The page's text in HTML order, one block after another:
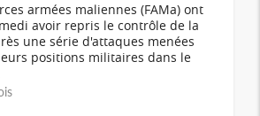
armées maliennes (FAMa) ont
avoir repris le contrôle de la
une série d'attaques menées
positions militaires dans le